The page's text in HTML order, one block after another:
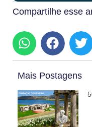
Compartilhe esse
Mais Postagens